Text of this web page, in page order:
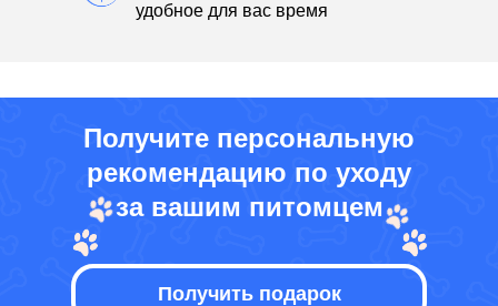
удобное для вас время
Получить подарок
Получите персональную
рекомендацию по уходу
за вашим питомцем